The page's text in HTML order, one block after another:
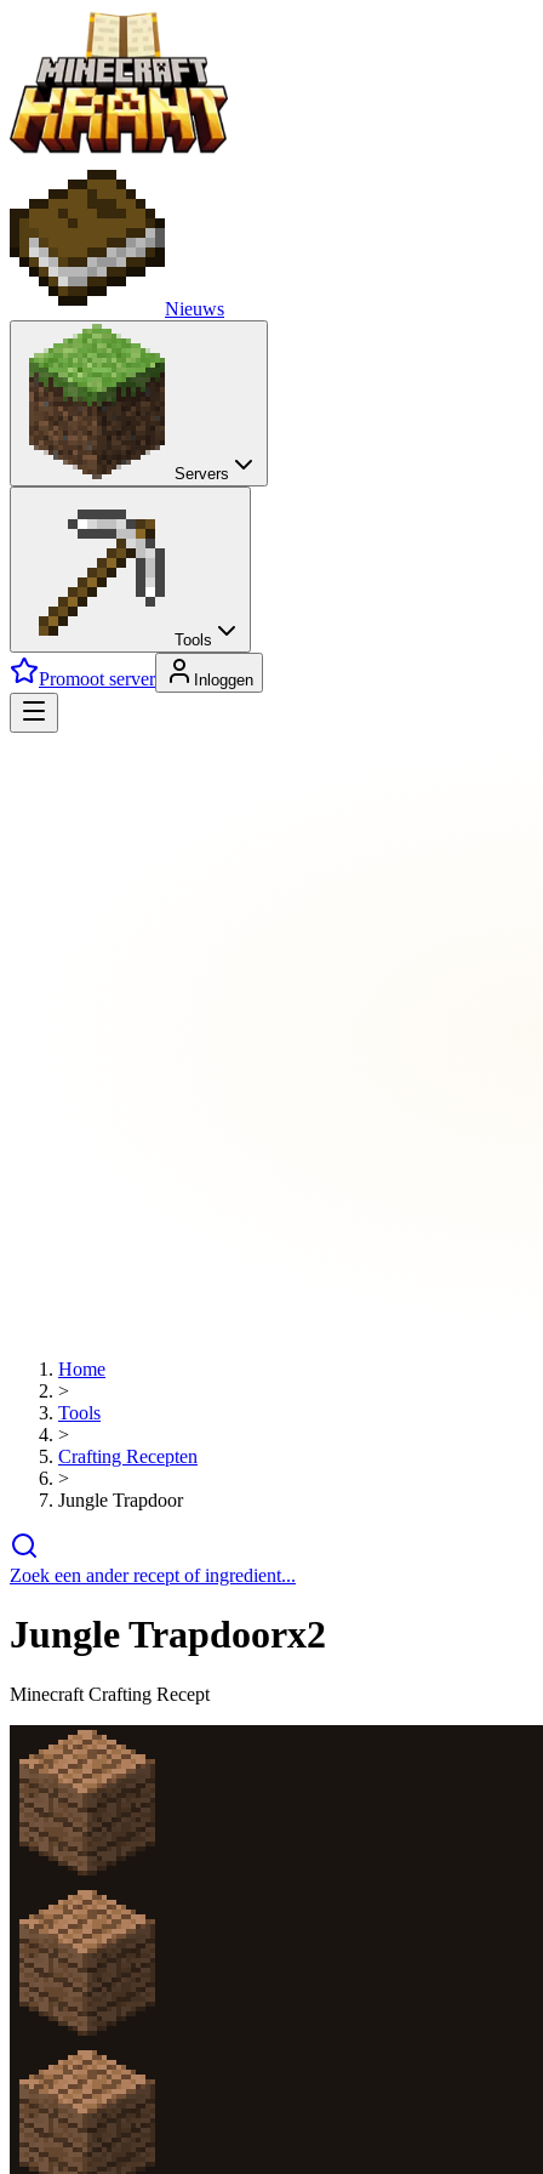
Nieuws
Servers
Tools
Promoot server Inloggen
Home
>
Tools
>
Crafting Recepten
>
Jungle Trapdoor
Zoek een ander recept of ingredient...
Jungle Trapdoorx2
Minecraft Crafting Recept